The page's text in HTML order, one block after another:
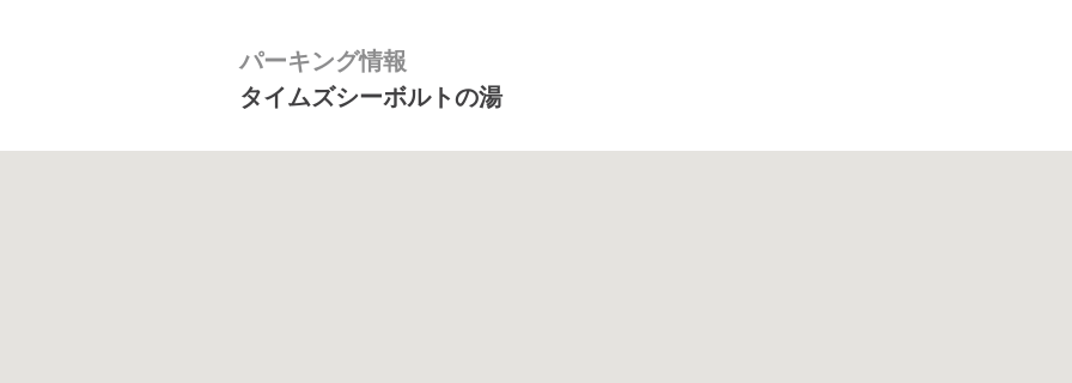
パーキング情報
タイムズシーボルトの湯